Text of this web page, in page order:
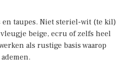
en taupes. Niet steriel-wit (te kil)
beige, ecru of zelfs heel
als rustige basis waarop